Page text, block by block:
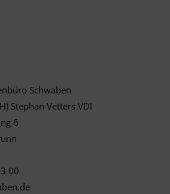
Schwaben
Stephan Vetters VDI
6
00